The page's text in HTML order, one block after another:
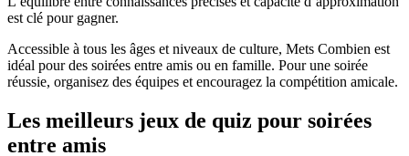
est clé pour gagner.
Accessible à tous les âges et niveaux de culture, Mets Combien est
idéal pour des soirées entre amis ou en famille. Pour une soirée
réussie, organisez des équipes et encouragez la compétition amicale.
Les meilleurs jeux de quiz pour soirées
entre amis